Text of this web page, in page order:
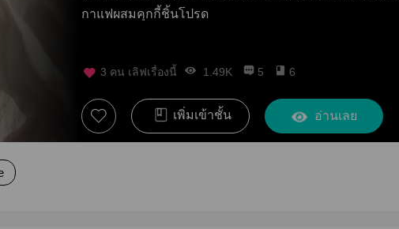
กาแฟผสมคุกกี้ชิ้นโปรด
3 คน เลิฟเรื่องนี้ 1.49K 5 6
เพิ่มเข้าชั้น อ่านเลย